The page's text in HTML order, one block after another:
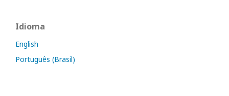
Idioma
English
Português (Brasil)